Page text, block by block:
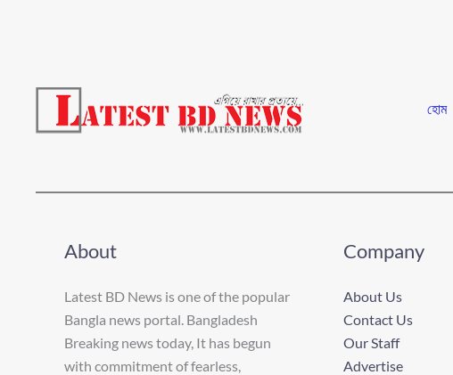
হোম
About
Latest BD News is one of the popular
Bangla news portal. Bangladesh
Breaking news today, It has begun
with commitment of fearless,
Company
About Us
Contact Us
Our Staff
Advertise